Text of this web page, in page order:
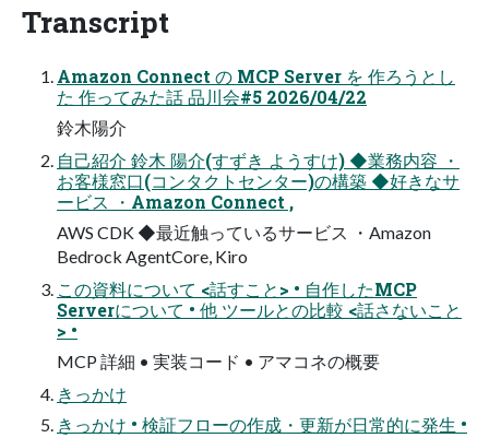
Transcript
Amazon Connect の MCP Server を 作ろうとし
た 作ってみた話 品川会#5 2026/04/22
鈴木陽介
自己紹介 鈴木 陽介(すずき ようすけ) ◆業務内容 ・
お客様窓口(コンタクトセンター)の構築 ◆好きなサ
ービス ・Amazon Connect ,
AWS CDK ◆最近触っているサービス ・Amazon
Bedrock AgentCore, Kiro
この資料について <話すこと> • 自作したMCP
Serverについて • 他 ツールとの比較 <話さないこと
> •
MCP 詳細 • 実装コード • アマコネの概要
きっかけ
きっかけ • 検証フローの作成・更新が日常的に発生 •